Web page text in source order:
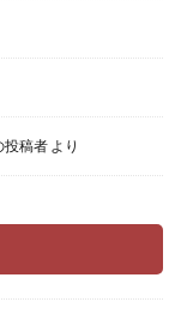
投稿者より